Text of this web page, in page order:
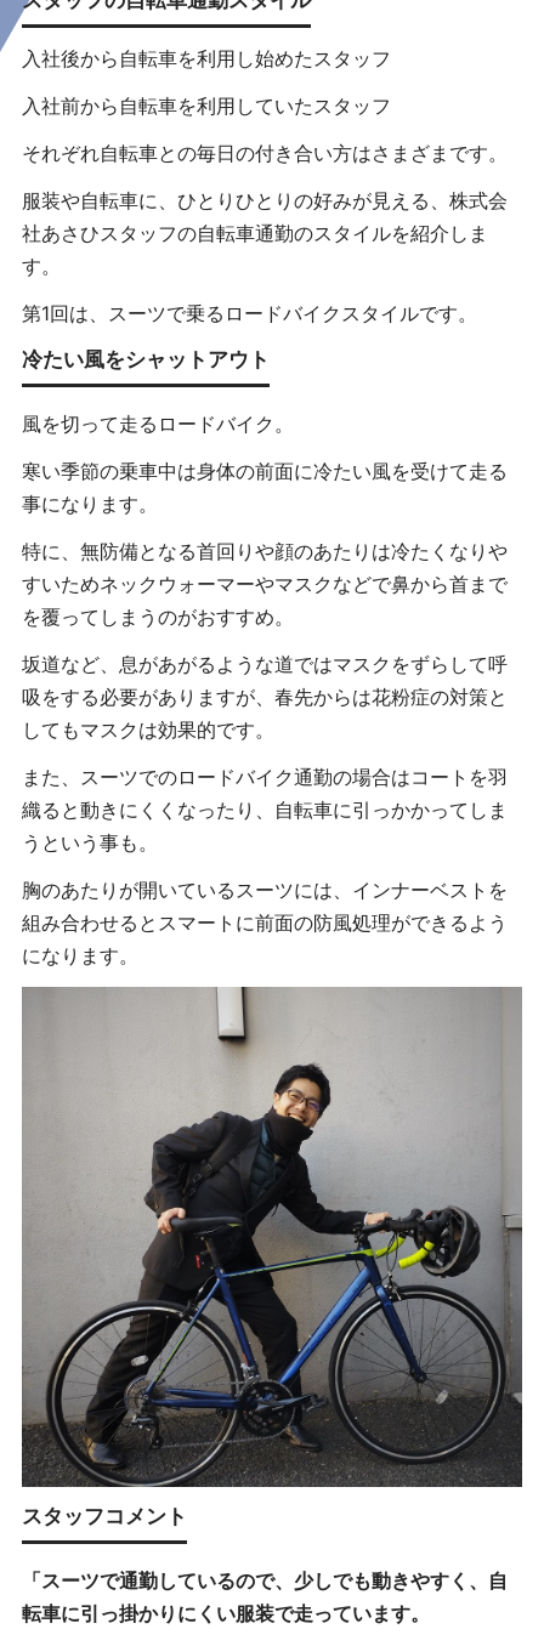
入社後から自転車を利用し始めたスタッフ
入社前から自転車を利用していたスタッフ
それぞれ自転車との毎日の付き合い方はさまざまです。
服装や自転車に、ひとりひとりの好みが見える、株式会
社あさひスタッフの自転車通勤のスタイルを紹介しま
す。
第1回は、スーツで乗るロードバイクスタイルです。
冷たい風をシャットアウト
風を切って走るロードバイク。
寒い季節の乗車中は身体の前面に冷たい風を受けて走る
事になります。
特に、無防備となる首回りや顔のあたりは冷たくなりや
すいためネックウォーマーやマスクなどで鼻から首まで
を覆ってしまうのがおすすめ。
坂道など、息があがるような道ではマスクをずらして呼
吸をする必要がありますが、春先からは花粉症の対策と
してもマスクは効果的です。
また、スーツでのロードバイク通勤の場合はコートを羽
織ると動きにくくなったり、自転車に引っかかってしま
うという事も。
胸のあたりが開いているスーツには、インナーベストを
組み合わせるとスマートに前面の防風処理ができるよう
になります。
スタッフコメント
「スーツで通勤しているので、少しでも動きやすく、自
転車に引っ掛かりにくい服装で走っています。